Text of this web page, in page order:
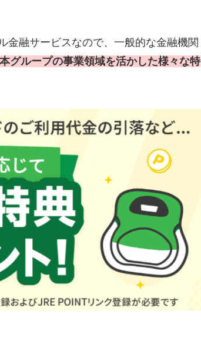
金融サービスなので、一般的な金融機関
グループの事業領域を活かした様々な特